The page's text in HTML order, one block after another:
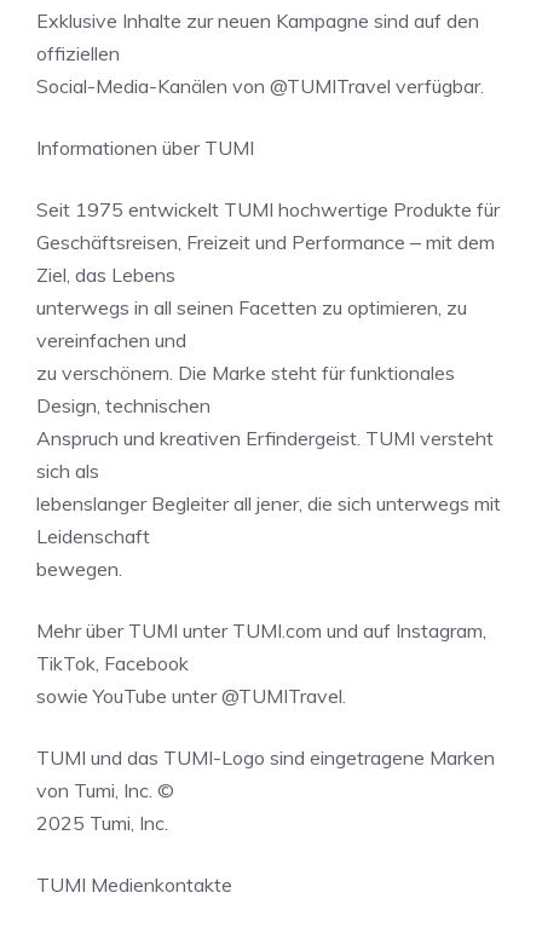
Exklusive Inhalte zur neuen Kampagne sind auf den
offiziellen
Social-Media-Kanälen von @TUMITravel verfügbar.
Informationen über TUMI
Seit 1975 entwickelt TUMI hochwertige Produkte für
Geschäftsreisen, Freizeit und Performance ‒ mit dem
Ziel, das Lebens
unterwegs in all seinen Facetten zu optimieren, zu
vereinfachen und
zu verschönern. Die Marke steht für funktionales
Design, technischen
Anspruch und kreativen Erfindergeist. TUMI versteht
sich als
lebenslanger Begleiter all jener, die sich unterwegs mit
Leidenschaft
bewegen.
Mehr über TUMI unter TUMI.com und auf Instagram,
TikTok, Facebook
sowie YouTube unter @TUMITravel.
TUMI und das TUMI-Logo sind eingetragene Marken
von Tumi, Inc. ©
2025 Tumi, Inc.
TUMI Medienkontakte